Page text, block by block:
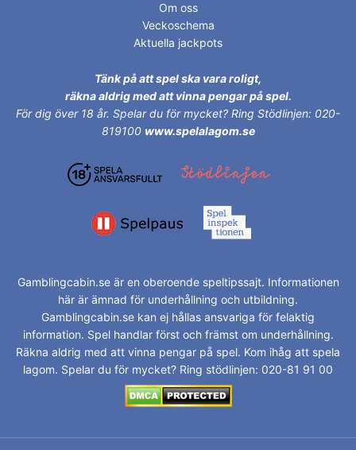
Om oss
Veckoschema
Aktuella jackpots
Tänk på att spel ska vara roligt,
räkna aldrig med att vinna pengar på spel.
För dig över 18 år. Spelar du för mycket? Ring Stödlinjen: 020-
819100 www.spelalagom.se
Gamblingcabin.se är en oberoende speltipssajt. Informationen
här är ämnad för underhållning och utbildning.
Gamblingcabin.se kan ej hållas ansvariga för felaktig
information. Spel handlar först och främst om underhållning.
Räkna aldrig med att vinna pengar på spel. Kom ihåg att spela
lagom. Spelar du för mycket? Ring stödlinjen: 020-81 91 00